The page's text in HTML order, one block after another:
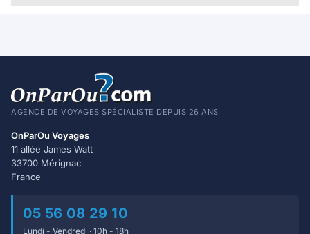
AGENCE DE VOYAGES SPÉCIALISTE DEPUIS 26 ANS
OnParOu Voyages
11 allée James Watt
33700 Mérignac
France
05 56 08 29 10
Lundi - Vendredi · 10h - 18h